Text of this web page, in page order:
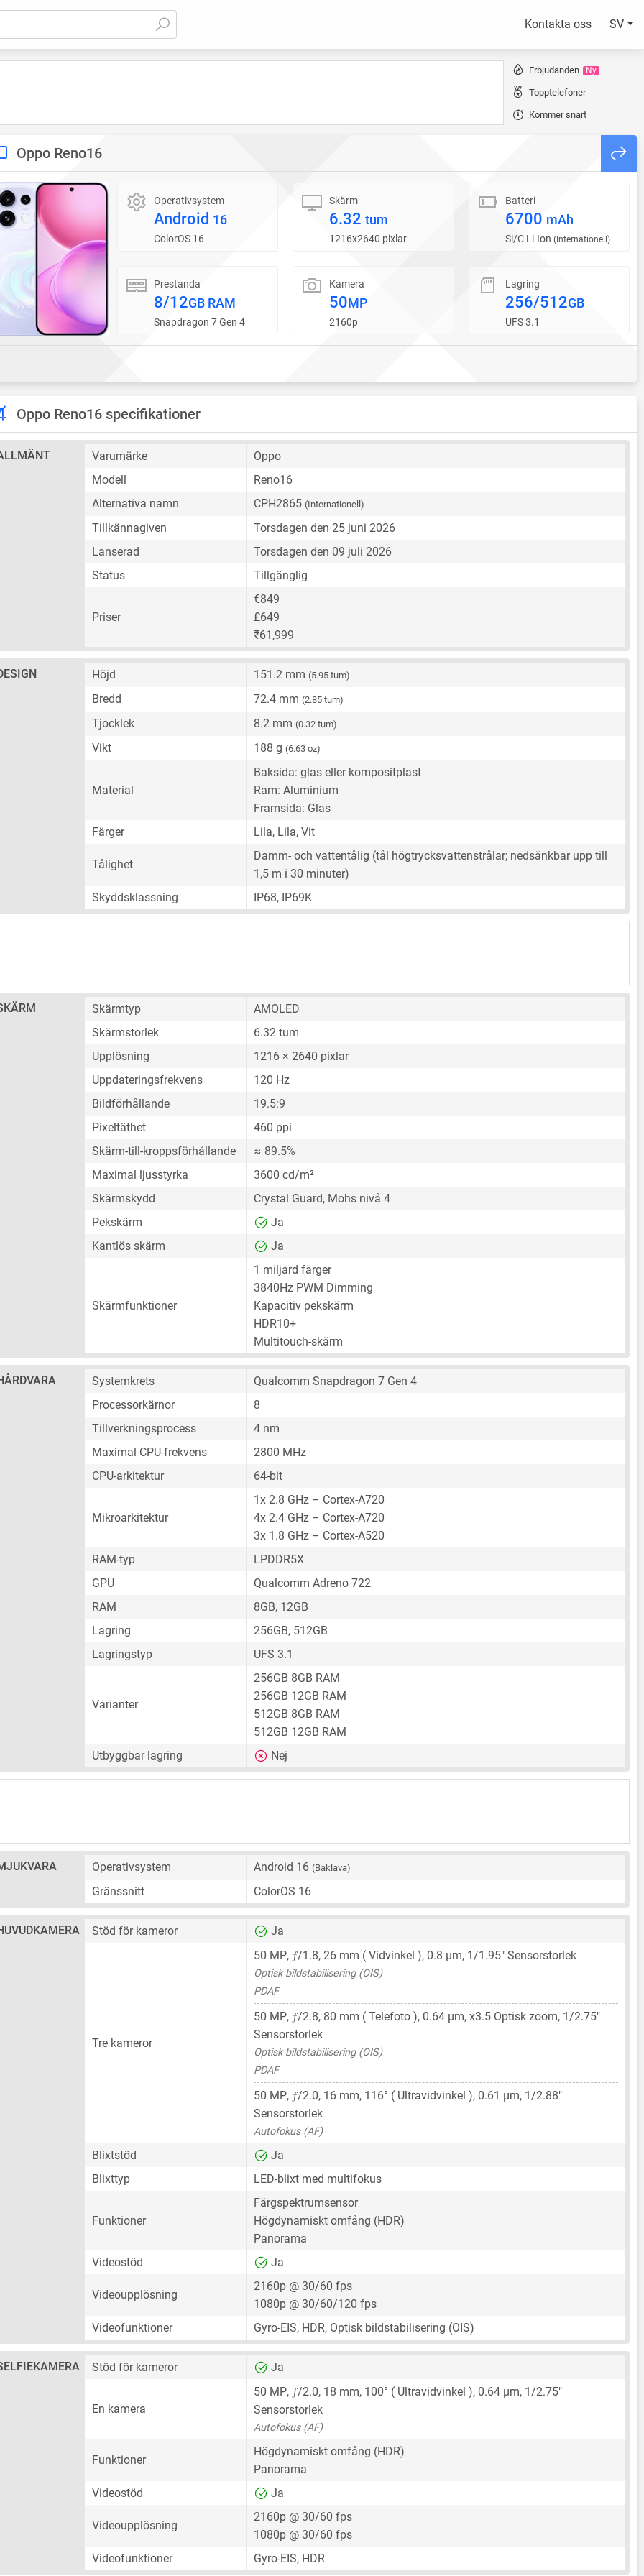
Kontakta oss SV
Erbjudanden Ny
Topptelefoner
Kommer snart
Oppo Reno16
Operativsystem
Android 16
ColorOS 16
Skärm
6.32tum
1216x2640 pixlar
Batteri
6700 mAh
Si/C Li-Ion (Internationell)
Prestanda
8/12GB RAM
Snapdragon 7 Gen 4
Kamera
50MP
2160p
Lagring
256/512GB
UFS 3.1
Oppo Reno16 specifikationer
Varumärke
Oppo
Modell
Reno16
Alternativa namn
CPH2865 (Internationell)
Tillkännagiven
Torsdagen den 25 juni 2026
Lanserad
Torsdagen den 09 juli 2026
Status
Tillgänglig
Priser
€849
£649
₹61,999
Höjd 151.2 mm (5.95 tum)
Bredd 72.4 mm (2.85 tum)
Tjocklek 8.2 mm (0.32 tum)
Vikt 188 g (6.63 oz)
Material
Baksida: glas eller kompositplast
Ram: Aluminium
Framsida: Glas
Färger
Lila, Lila, Vit
Tålighet
Damm- och vattentålig (tål högtrycksvattenstrålar; nedsänkbar upp till
1,5 m i 30 minuter)
Skyddsklassning
IP68, IP69K
Skärmtyp
AMOLED
Skärmstorlek
6.32 tum
Upplösning
1216 × 2640 pixlar
Uppdateringsfrekvens
120 Hz
Bildförhållande
19.5:9
Pixeltäthet
460 ppi
Skärm-till-kroppsförhållande
≈ 89.5%
Maximal ljusstyrka
3600 cd/m²
Skärmskydd
Crystal Guard, Mohs nivå 4
Pekskärm
Ja
Kantlös skärm
Ja
Skärmfunktioner
1 miljard färger
3840Hz PWM Dimming
Kapacitiv pekskärm
HDR10+
Multitouch-skärm
Systemkrets
Qualcomm Snapdragon 7 Gen 4
Processorkärnor
8
Tillverkningsprocess
4 nm
Maximal CPU-frekvens
2800 MHz
CPU-arkitektur
64-bit
Mikroarkitektur
1x 2.8 GHz – Cortex-A720
4x 2.4 GHz – Cortex-A720
3x 1.8 GHz – Cortex-A520
RAM-typ
LPDDR5X
GPU
Qualcomm Adreno 722
RAM
8GB, 12GB
Lagring
256GB, 512GB
Lagringstyp
UFS 3.1
Varianter
256GB 8GB RAM
256GB 12GB RAM
512GB 8GB RAM
512GB 12GB RAM
Utbyggbar lagring
Nej
Operativsystem Android 16 (Baklava)
Gränssnitt ColorOS 16
Stöd för kameror Ja
Tre kameror
50 MP, ƒ/1.8, 26 mm ( Vidvinkel ), 0.8 μm, 1/1.95" Sensorstorlek
Optisk bildstabilisering (OIS)
PDAF
50 MP, ƒ/2.8, 80 mm ( Telefoto ), 0.64 μm, x3.5 Optisk zoom, 1/2.75"
Sensorstorlek
Optisk bildstabilisering (OIS)
PDAF
50 MP, ƒ/2.0, 16 mm, 116° ( Ultravidvinkel ), 0.61 μm, 1/2.88"
Sensorstorlek
Autofokus (AF)
Blixtstöd
Ja
Blixttyp
LED-blixt med multifokus
Funktioner
Färgspektrumsensor
Högdynamiskt omfång (HDR)
Panorama
Videostöd
Ja
Videoupplösning
2160p @ 30/60 fps
1080p @ 30/60/120 fps
Videofunktioner
Gyro-EIS, HDR, Optisk bildstabilisering (OIS)
Stöd för kameror Ja
En kamera
50 MP, ƒ/2.0, 18 mm, 100° ( Ultravidvinkel ), 0.64 μm, 1/2.75"
Sensorstorlek
Autofokus (AF)
Funktioner
Högdynamiskt omfång (HDR)
Panorama
Videostöd
Ja
Videoupplösning
2160p @ 30/60 fps
1080p @ 30/60 fps
Videofunktioner
Gyro-EIS, HDR